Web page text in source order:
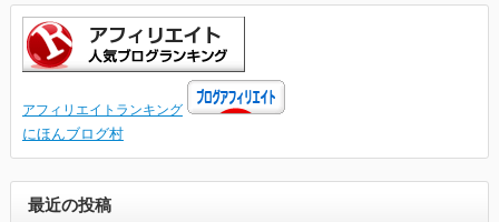
アフィリエイトランキング
にほんブログ村
最近の投稿